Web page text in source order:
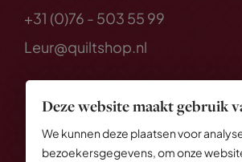
Deze website maakt gebruik
We kunnen deze plaatsen voor
bezoekersgegevens, om onze
+31 (0)76 - 503 55 99
Leur@quiltshop.nl